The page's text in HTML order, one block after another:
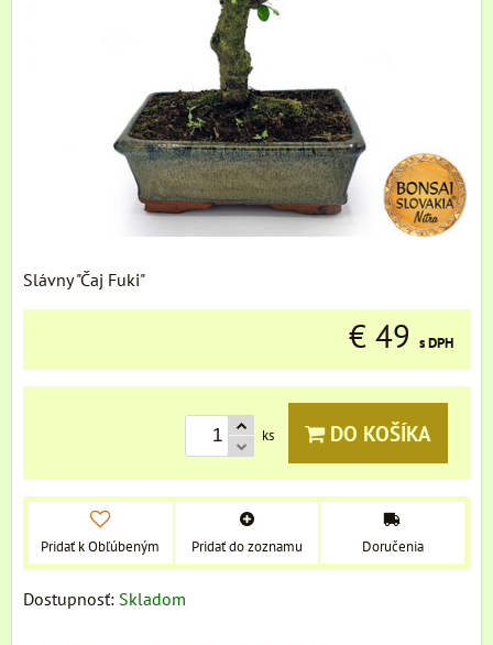
Slávny "Čaj Fuki"
€ 49 s DPH
ks DO KOŠÍKA
Pridať k Obľúbeným Pridať do zoznamu Doručenia
Dostupnosť: Skladom